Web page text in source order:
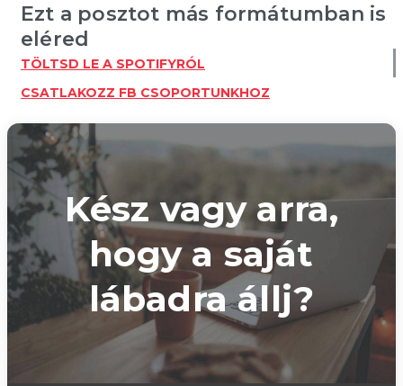
Ezt a posztot más formátumban is
eléred
TÖLTSD LE A SPOTIFYRÓL
CSATLAKOZZ FB CSOPORTUNKHOZ
Kész vagy arra,
hogy a saját
lábadra állj?